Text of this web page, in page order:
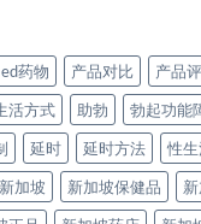
ed药物 产品对比 产品
活方式 助勃 勃起功能
延时 延时方法 性生
新加坡 新加坡保健品